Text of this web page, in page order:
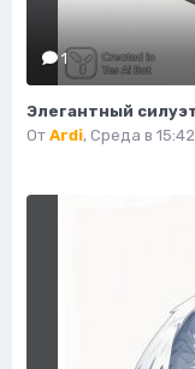
1
От Ardi, Среда в 15:42